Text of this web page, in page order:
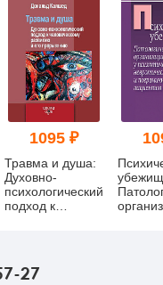
1095 ₽
Травма и душа:
Духовно-
психологический
подход к
27